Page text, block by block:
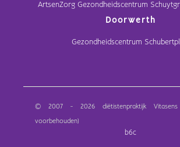
ArtsenZorg Gezondheidscentrum
Doorwerth
Gezondheidscentrum
© 2007 - 2026 diëtistenpraktijk
voorbehouden)
b6c